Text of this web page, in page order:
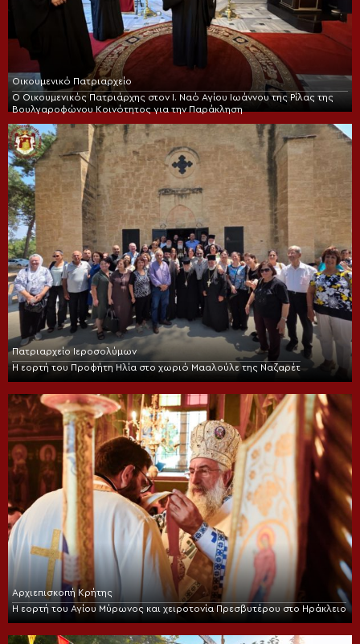
Οικουμενικό Πατριαρχείο
Ο Οικουμενικός Πατριάρχης στον I. Ναό Αγίου Ιωάννου της Ρίλας της
Βουλγαροφώνου Κοινότητος για την Παράκληση
Πατριαρχείο Ιεροσολύμων
Η εορτή του Προφήτη Ηλία στο χωριό Μααλούλε της Ναζαρέτ
Αρχιεπισκοπή Κρήτης
Η εορτή του Αγίου Μύρωνος και χειροτονία Πρεσβυτέρου στο Ηράκλειο